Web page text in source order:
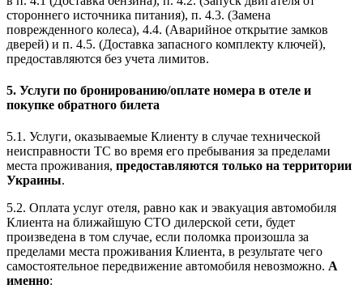
стороннего источника питания), п. 4.3. (Замена
поврежденного колеса), 4.4. (Аварийное открытие замков
дверей) и п. 4.5. (Доставка запасного комплекту ключей),
предоставляются без учета лимитов.
5. Услуги по бронированию/оплате номера в отеле и
покупке обратного билета
5.1. Услуги, оказываемые Клиенту в случае технической
неисправности ТС во время его пребывания за пределами
места проживания, предоставляются только на территории
Украины.
5.2. Оплата услуг отеля, равно как и эвакуация автомобиля
Клиента на ближайшую СТО дилерской сети, будет
произведена в том случае, если поломка произошла за
пределами места проживания Клиента, в результате чего
самостоятельное передвижение автомобиля невозможно. А
именно: